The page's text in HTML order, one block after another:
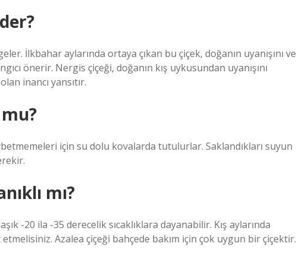
İlkbahar aylarında ortaya çıkan bu çiçek, doğanın uyanışını ve
önerir. Nergis çiçeği, doğanın kış uykusundan uyanışını
inancı yansıtır.
için su dolu kovalarda tutulurlar. Saklandıkları suyun
mı?
-20 ila -35 derecelik sıcaklıklara dayanabilir. Kış aylarında
Azalea çiçeği bahçede bakım için çok uygun bir çiçektir.